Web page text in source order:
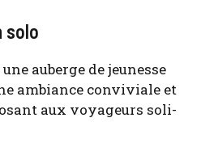
solo
une auberge de jeu­nesse
ambiance convi­viale et
aux voya­geurs soli­